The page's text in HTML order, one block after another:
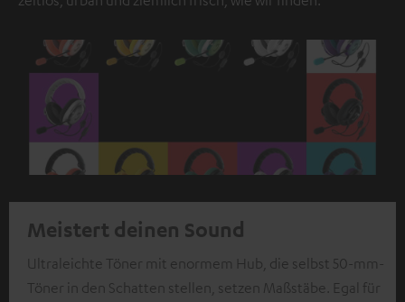
Meistert deinen Sound
Ultraleichte Töner mit enormem Hub, die selbst 50-mm-
Töner in den Schatten stellen, setzen Maßstäbe. Egal für